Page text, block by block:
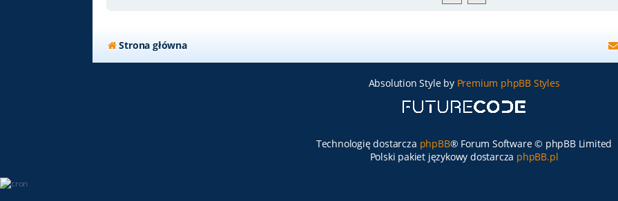
Strona główna
Absolution Style by Premium phpBB Styles
Technologię dostarcza phpBB® Forum Software © phpBB Limited
Polski pakiet językowy dostarcza phpBB.pl